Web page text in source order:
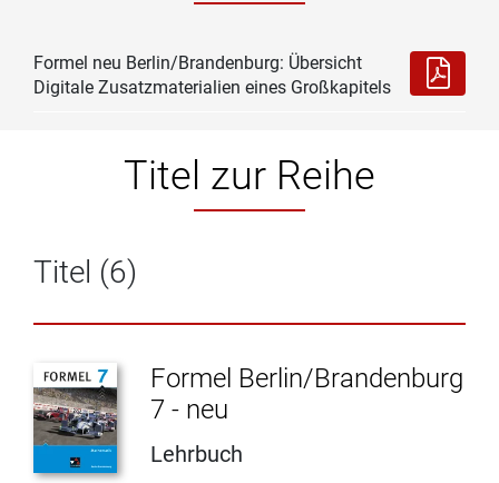
Formel neu Berlin/Brandenburg: Übersicht
Digitale Zusatzmaterialien eines Großkapitels
Titel zur Reihe
Titel (6)
Formel Berlin/Brandenburg
7 - neu
Lehrbuch